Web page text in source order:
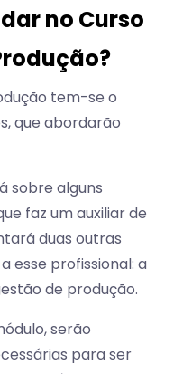
no Curso
tem-se o
que abordarão
sobre alguns
faz um auxiliar de
duas outras
esse profissional: a
de produção.
serão
para ser